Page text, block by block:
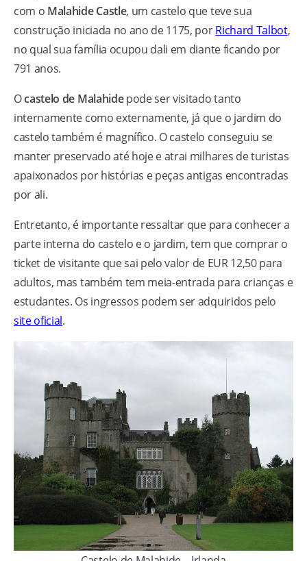
com o Malahide Castle, um castelo que teve sua
construção iniciada no ano de 1175, porRichard Talbot,
no qual sua família ocupou dali em diante ficando por
791 anos.
Ocastelo de Malahidepode ser visitado tanto
internamente como externamente, já que o jardim do
castelo também é magnífico. O castelo conseguiu se
manter preservado até hoje e atrai milhares de turistas
apaixonados por histórias e peças antigas encontradas
por ali.
Entretanto, é importante ressaltar que para conhecer a
parte interna do castelo e o jardim, tem que comprar o
ticket de visitante que sai pelo valor de EUR 12,50 para
adultos, mas também tem meia-entrada para crianças e
estudantes. Os ingressos podem ser adquiridos pelo
site oficial.